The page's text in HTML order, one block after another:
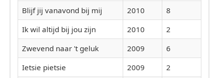
Blijf jij vanavond bij mij
2010
8
Ik wil altijd bij jou zijn
2010
2
Zwevend naar 't geluk
2009
6
Ietsie pietsie
2009
2